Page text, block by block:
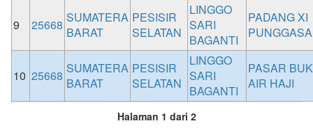
9 25668 SUMATERA
BARAT
PESISIR
SELATAN
LINGGO
SARI
BAGANTI
PADANG XI
10 25668 SUMATERA
BARAT
PESISIR
SELATAN
LINGGO
SARI
BAGANTI
PASAR
AIR HAJI
Halaman 1 dari 2